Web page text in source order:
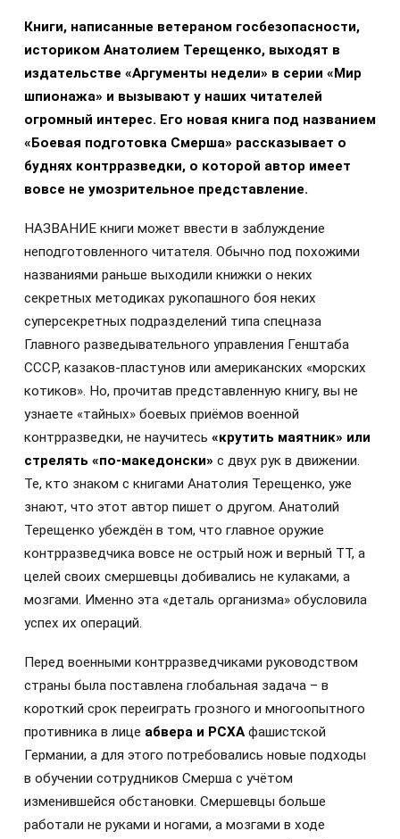
Книги, написанные ветераном госбезопасности,
историком Анатолием Терещенко, выходят в
издательстве «Аргументы недели» в серии «Мир
шпионажа» и вызывают у наших читателей
огромный интерес. Его новая книга под названием
«Боевая подготовка Смерша» рассказывает о
буднях контрразведки, о которой автор имеет
вовсе не умозрительное представление.
НАЗВАНИЕ книги может ввести в заблуждение
неподготовленного читателя. Обычно под похожими
названиями раньше выходили книжки о неких
секретных методиках рукопашного боя неких
суперсекретных подразделений типа спецназа
Главного разведывательного управления Генштаба
СССР, казаков-пластунов или американских «морских
котиков». Но, прочитав представленную книгу, вы не
узнаете «тайных» боевых приёмов военной
контрразведки, не научитесь «крутить маятник» или
стрелять «по-македонски» с двух рук в движении.
Те, кто знаком с книгами Анатолия Терещенко, уже
знают, что этот автор пишет о другом. Анатолий
Терещенко убеждён в том, что главное оружие
контрразведчика вовсе не острый нож и верный ТТ, а
целей своих смершевцы добивались не кулаками, а
мозгами. Именно эта «деталь организма» обусловила
успех их операций.
Перед военными контрразведчиками руководством
страны была поставлена глобальная задача – в
короткий срок переиграть грозного и многоопытного
противника в лице абвера и РСХА фашистской
Германии, а для этого потребовались новые подходы
в обучении сотрудников Смерша с учётом
изменившейся обстановки. Смершевцы больше
работали не руками и ногами, а мозгами в ходе